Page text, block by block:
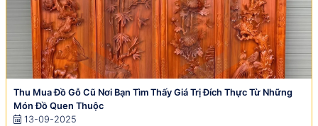
Thu Mua Đồ Gỗ Cũ Nơi Bạn Tìm Thấy Giá Trị Đích Thực Từ Những
Món Đồ Quen Thuộc
13-09-2025